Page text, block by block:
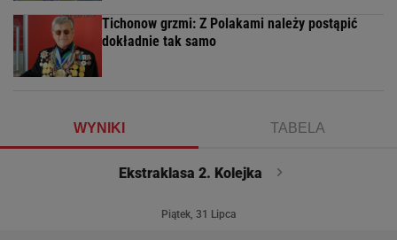
Tichonow grzmi: Z Polakami należy postąpić
dokładnie tak samo
WYNIKI TABELA
Ekstraklasa 2. Kolejka
Piątek, 31 Lipca